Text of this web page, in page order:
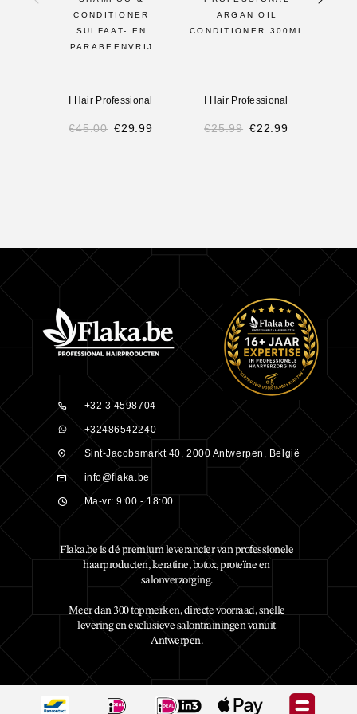
CONDITIONER
SULFAAT- EN
PARABEENVRIJ
I Hair Professional
€45.00 €29.99
ARGAN OIL
CONDITIONER 300ML
I Hair Professional
€25.99 €22.99
+32 3 4598704
+32486542240
Sint-Jacobsmarkt 40, 2000 Antwerpen, België
info@flaka.be
Ma-vr: 9:00 - 18:00
Flaka.be is dé premium leverancier van professionele
haarproducten, keratine, botox, proteïne en
salonverzorging.
Meer dan 300 topmerken, directe voorraad, snelle
levering en exclusieve salontrainingen vanuit
Antwerpen.